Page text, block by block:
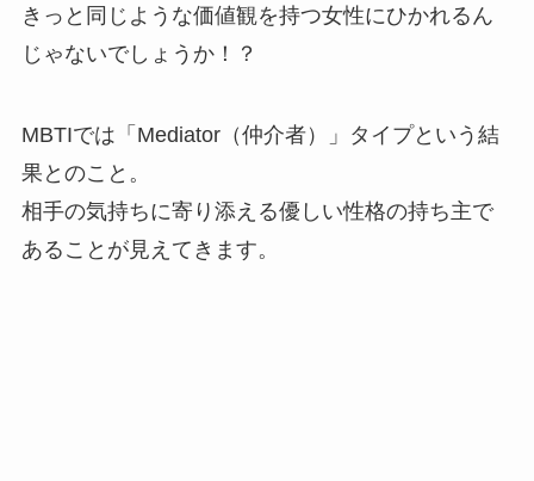
きっと同じような価値観を持つ女性にひかれるん
じゃないでしょうか！？
MBTIでは「Mediator（仲介者）」タイプという結
果とのこと。
相手の気持ちに寄り添える優しい性格の持ち主で
あることが見えてきます。